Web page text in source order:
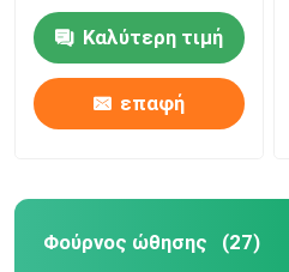
καλωδίων
περιστροφικός για τη
συμπύκνωση υλικών
μπαταριών λίθιου
Καλύτερη τιμή
επαφή
Φούρνος ώθησης (27)